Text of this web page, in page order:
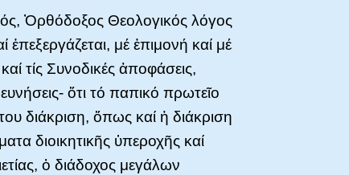
Ὀρθόδοξος Θεολογικός λόγος
μέ ἐπιμονή καί μέ
τίς Συνοδικές ἀποφάσεις,
ὅτι τό παπικό πρωτεῖο
διάκριση, ὅπως καί ἡ διάκριση
διοικητικῆς ὑπεροχῆς καί
ὁ διάδοχος μεγάλων